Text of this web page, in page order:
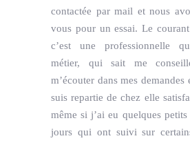
contactée par mail et nous
vous pour un essai. Le
c’est une professionnelle
métier, qui sait me
m’écouter dans mes demandes
suis repartie de chez elle
même si j’ai eu quelques
jours qui ont suivi sur